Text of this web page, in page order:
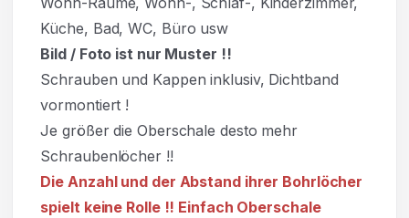
Küche, Bad, WC, Büro usw
Bild / Foto ist nur Muster !!
Schrauben und Kappen inklusiv, Dichtband
vormontiert !
Je größer die Oberschale desto mehr
Schraubenlöcher !!
Die Anzahl und der Abstand ihrer Bohrlöcher
spielt keine Rolle !! Einfach Oberschale